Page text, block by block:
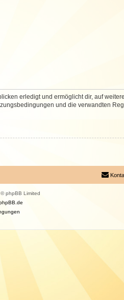
erledigt und ermöglicht dir, auf
und die verwandten
phpBB Limited